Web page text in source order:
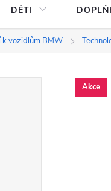
DĚTI
k vozidlům BMW
Akce